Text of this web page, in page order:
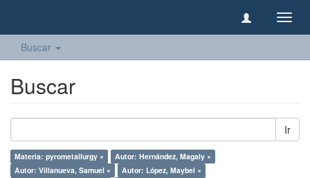
Buscar
Buscar
Ir
Materia: pyrometallurgy ×
Autor: Hernández, Magaly ×
Autor: Villanueva, Samuel ×
Autor: López, Maybel ×